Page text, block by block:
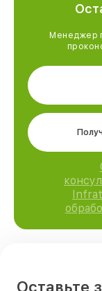
Менеджер
Оставьте